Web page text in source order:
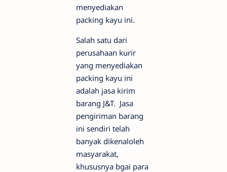
menyediakan
packing kayu ini.
Salah satu dari
perusahaan kurir
yang menyediakan
packing kayu ini
adalah jasa kirim
barang J&T. Jasa
pengiriman barang
ini sendiri telah
banyak dikenaloleh
masyarakat,
khususnya bgai para